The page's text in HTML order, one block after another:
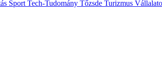
Sport Tech-Tudomány Tőzsde Turizmus